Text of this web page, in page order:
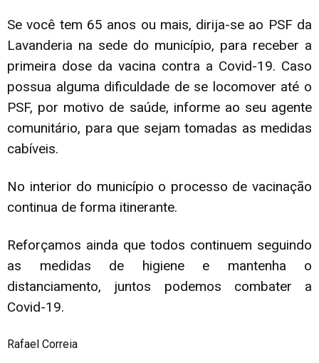
Se você tem 65 anos ou mais, dirija-se ao PSF da
Lavanderia na sede do município, para receber a
primeira dose da vacina contra a Covid-19. Caso
possua alguma dificuldade de se locomover até o
PSF, por motivo de saúde, informe ao seu agente
comunitário, para que sejam tomadas as medidas
cabíveis.
No interior do município o processo de vacinação
continua de forma itinerante.
Reforçamos ainda que todos continuem seguindo
as medidas de higiene e mantenha o
distanciamento, juntos podemos combater a
Covid-19.
Rafael Correia